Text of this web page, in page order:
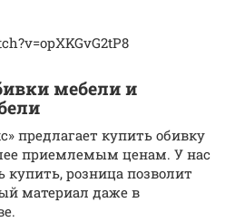
мебели и
предлагает купить обивку
приемлемым ценам. У нас
розница позволит
материал даже в